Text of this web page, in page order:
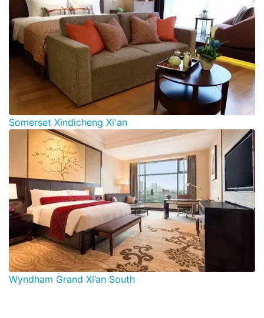
Somerset Xindicheng Xi'an
Wyndham Grand Xi’an South